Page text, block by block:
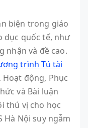
biện trong giáo
dục quốc tế, như
nhận và đề cao.
trình Tú tài
Hoạt động, Phục
và Bài luận
thú vị cho học
Hà Nội suy ngẫm